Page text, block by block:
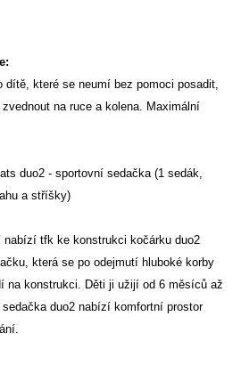
dítě, které se neumí bez pomoci posadit,
na ruce a kolena. Maximální
duo2 - sportovní sedačka (1 sedák,
a stříšky)
tfk ke konstrukci kočárku duo2
která se po odejmutí hluboké korby
na konstrukci. Děti ji užijí od 6 měsíců až
duo2 nabízí komfortní prostor